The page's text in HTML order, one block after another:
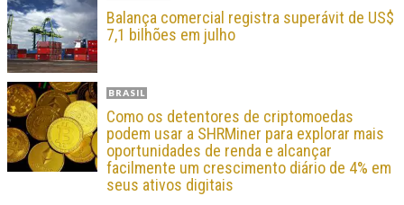
Balança comercial registra superávit de US$
7,1 bilhões em julho
BRASIL
Como os detentores de criptomoedas
podem usar a SHRMiner para explorar mais
oportunidades de renda e alcançar
facilmente um crescimento diário de 4% em
seus ativos digitais